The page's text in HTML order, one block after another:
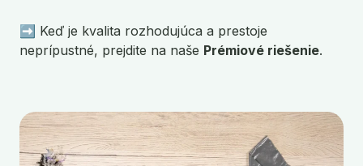
➡ Keď je kvalita rozhodujúca a prestoje
neprípustné, prejdite na naše Prémiové riešenie.